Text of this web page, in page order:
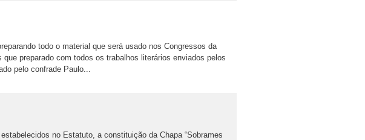
todo o material que será usado nos Congressos da
preparado com todos os trabalhos literários enviados pelos
pelo confrade Paulo...
no Estatuto, a constituição da Chapa “Sobrames